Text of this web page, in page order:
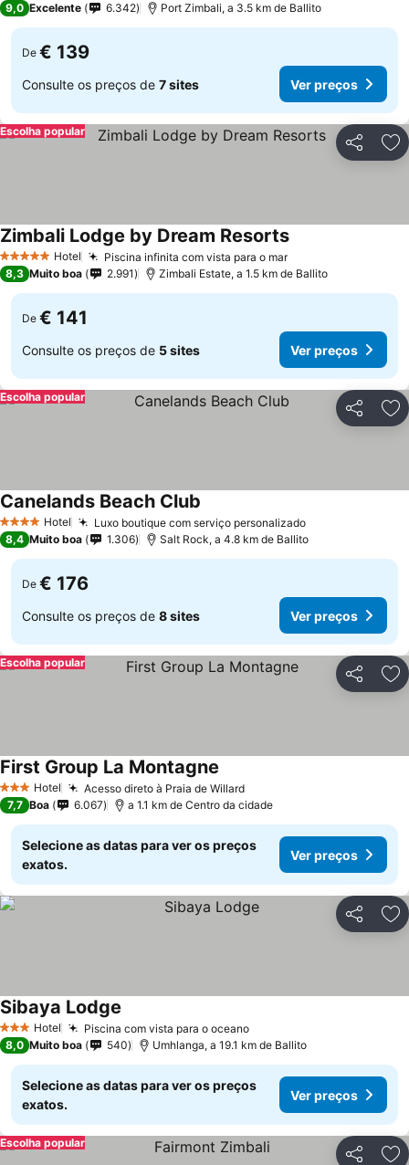
9,0 Excelente 6.342 Port Zimbali, a 3.5 km de Ballito
De € 139
Consulte os preços de 7 sites Ver preços
Partilhar
Escolha popular
5 Estrelas Hotel Piscina infinita com vista para o mar
Zimbali Lodge by Dream Resorts
8,3 Muito boa 2.991 Zimbali Estate, a 1.5 km de Ballito
De € 141
Consulte os preços de 5 sites Ver preços
Partilhar
Escolha popular
4 EstrelasHotel Luxo boutique com serviço personalizado
Canelands Beach Club
8,4 Muito boa 1.306 Salt Rock, a 4.8 km de Ballito
De € 176
Consulte os preços de 8 sites Ver preços
Partilhar
Escolha popular
3 EstrelasHotel Acesso direto à Praia de Willard
First Group La Montagne
7,7 Boa 6.067 a 1.1 km de Centro da cidade
Selecione as datas para ver os preços
exatos.
Ver preços
Partilhar
3 EstrelasHotel Piscina com vista para o oceano
Sibaya Lodge
8,0 Muito boa 540 Umhlanga, a 19.1 km de Ballito
Selecione as datas para ver os preços
exatos.
Ver preços
Escolha popular